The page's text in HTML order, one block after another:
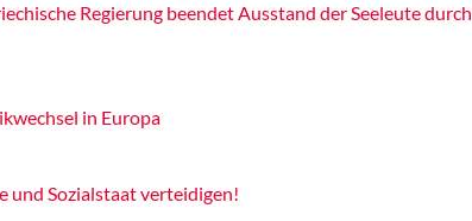
Regierung beendet Ausstand der Seeleute durch
in Europa
und Sozialstaat verteidigen!